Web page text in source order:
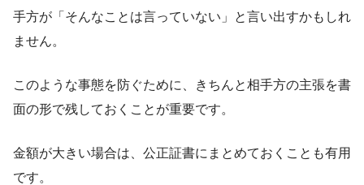
手方が「そんなことは言っていない」と言い出すかもしれ
ません。
このような事態を防ぐために、きちんと相手方の主張を書
面の形で残しておくことが重要です。
金額が大きい場合は、公正証書にまとめておくことも有用
です。